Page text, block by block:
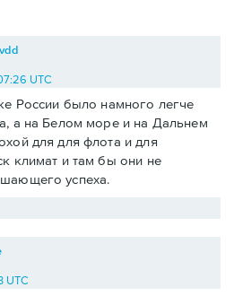
UTC
России было намного легче
а на Белом море и на Дальнем
для для флота и для
климат и там бы они не
успеха.
UTC